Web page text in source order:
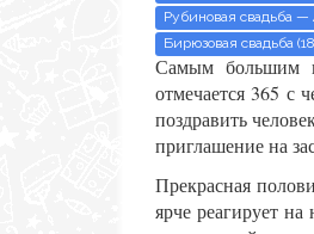
Рубиновая свадьба —
Бирюзовая свадьба
Самым большим
отмечается 365 с
поздравить
приглашение на
Прекрасная
ярче реагирует